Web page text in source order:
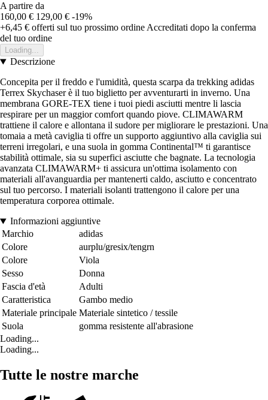
A partire da
160,00 € 129,00 € -19%
+6,45 € offerti sul tuo prossimo ordineAccreditati dopo la conferma
del tuo ordine
Loading...
Descrizione
Concepita per il freddo e l'umidità, questa scarpa da trekking adidas
Terrex Skychaser è il tuo biglietto per avventurarti in inverno. Una
membrana GORE-TEX tiene i tuoi piedi asciutti mentre li lascia
respirare per un maggior comfort quando piove. CLIMAWARM
trattiene il calore e allontana il sudore per migliorare le prestazioni. Una
tomaia a metà caviglia ti offre un supporto aggiuntivo alla caviglia sui
terreni irregolari, e una suola in gomma Continental™ ti garantisce
stabilità ottimale, sia su superfici asciutte che bagnate. La tecnologia
avanzata CLIMAWARM+ ti assicura un'ottima isolamento con
materiali all'avanguardia per mantenerti caldo, asciutto e concentrato
sul tuo percorso. I materiali isolanti trattengono il calore per una
temperatura corporea ottimale.
Informazioni aggiuntive
Marchio
adidas
Colore
aurplu/gresix/tengrn
Colore
Viola
Sesso
Donna
Fascia d'età
Adulti
Caratteristica
Gambo medio
Materiale principale Materiale sintetico / tessile
Suola
gomma resistente all'abrasione
Loading...
Loading...
Tutte le nostre marche